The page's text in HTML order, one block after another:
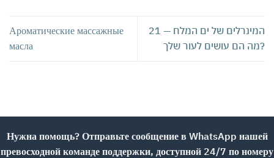
Ароматические массажные
масла
21 המינרלים של ים המלח —
מה הם עושים לעור שלך?
Нужна помощь? Отправьте сообщение в WhatsApp нашей
превосходной команде поддержки, доступной 24/7 по номеру